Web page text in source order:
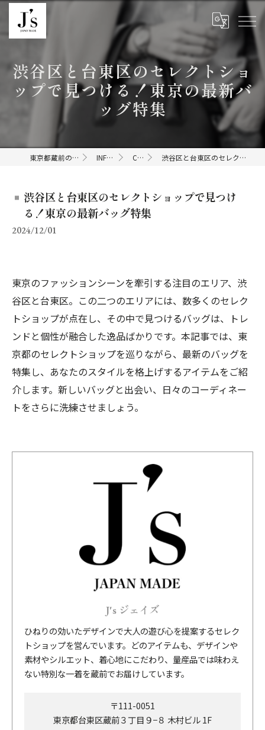
渋谷区と台東区のセレクトショ
ップで見つける！東京の最新バ
ッグ特集
東京都蔵前のセレクトショップならJ's INFORMATION COLUMN 渋谷区と台東区のセレクトショップで見つける！東京の最新バッグ特集
渋谷区と台東区のセレクトショップで見つけ
る！東京の最新バッグ特集
2024/12/01
東京のファッションシーンを牽引する注目のエリア、渋
谷区と台東区。この二つのエリアには、数多くのセレク
トショップが点在し、その中で見つけるバッグは、トレ
ンドと個性が融合した逸品ばかりです。本記事では、東
京都のセレクトショップを巡りながら、最新のバッグを
特集し、あなたのスタイルを格上げするアイテムをご紹
介します。新しいバッグと出会い、日々のコーディネー
トをさらに洗練させましょう。
J's ジェイズ
ひねりの効いたデザインで大人の遊び心を提案するセレク
トショップを営んでいます。どのアイテムも、デザインや
素材やシルエット、着心地にこだわり、量産品では味わえ
ない特別な一着を蔵前でお届けしています。
〒111-0051
東京都台東区蔵前３丁目９−８ 木村ビル 1F